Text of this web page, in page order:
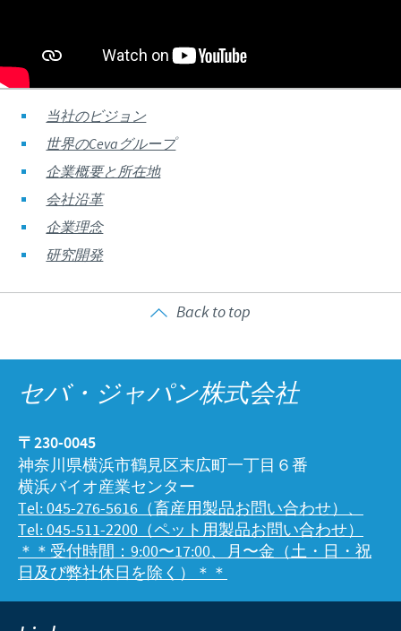
当社のビジョン
世界のCevaグループ
企業概要と所在地
会社沿革
企業理念
研究開発
Back to top
セバ・ジャパン株式会社
〒230-0045
神奈川県横浜市鶴見区末広町一丁目６番
横浜バイオ産業センター
Tel: 045-276-5616（畜産用製品お問い合わせ）、
Tel: 045-511-2200（ペット用製品お問い合わせ）
＊＊受付時間：9:00〜17:00、月〜金（土・日・祝
日及び弊社休日を除く）＊＊